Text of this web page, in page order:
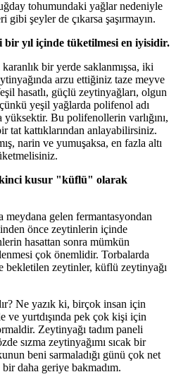
tohumundaki yağlar nedeniyle
şeyler de çıkarsa şaşırmayın.
bir yıl içinde tüketilmesi en iyisidir.
bir yerde saklanmışsa, iki
arzu ettiğiniz taze meyve
hasatlı, güçlü zeytinyağları, olgun
yeşil yağlarda polifenol adı
Bu polifenollerin varlığını,
tat kattıklarından anlayabilirsiniz.
narin ve yumuşaksa, en fazla altı
ikinci kusur "küflü" olarak
gelen fermantasyondan
önce zeytinlerin içinde
hasattan sonra mümkün
çok önemlidir. Torbalarda
bekletilen zeytinler, küflü zeytinyağı
Ne yazık ki, birçok insan için
ve yurtdışında pek çok kişi için
Zeytinyağı tadım paneli
sızma zeytinyağımı sıcak bir
beni sarmaladığı günü çok net
daha geriye bakmadım.